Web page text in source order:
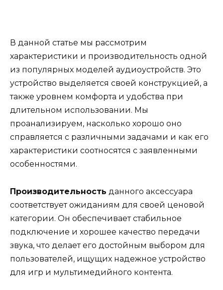
В данной статье мы рассмотрим
характеристики и производительность одной
из популярных моделей аудиоустройств. Это
устройство выделяется своей конструкцией, а
также уровнем комфорта и удобства при
длительном использовании. Мы
проанализируем, насколько хорошо оно
справляется с различными задачами и как его
характеристики соотносятся с заявленными
особенностями.
Производительность данного аксессуара
соответствует ожиданиям для своей ценовой
категории. Он обеспечивает стабильное
подключение и хорошее качество передачи
звука, что делает его достойным выбором для
пользователей, ищущих надежное устройство
для игр и мультимедийного контента.